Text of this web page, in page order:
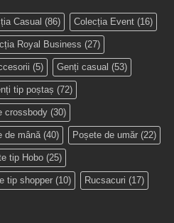
Casual (86) Colecția Event (16)
Royal Business (27)
(5) Genți casual (53)
tip poștaș (72)
crossbody (30)
de mână(40) Poșete de umăr (22)
tip Hobo (25)
tip shopper (10) Rucsacuri (17)